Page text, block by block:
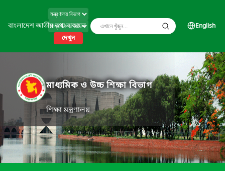
বাংলাদেশ জাতীয় তথ্য বাতায়ন
দেখুন
English
মাধ্যমিক ও উচ্চ শিক্ষা বিভাগ
শিক্ষা মন্ত্রণালয়